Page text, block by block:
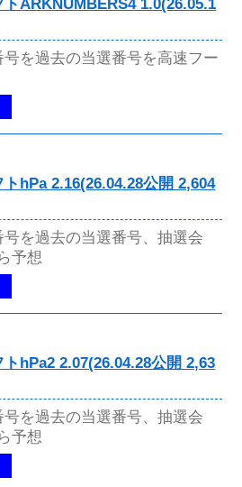
ARKNUMBERS4 1.0(26.05.1
を過去の当選番号を高速フー
hPa 2.16(26.04.28公開 2,604
を過去の当選番号、抽選会
予想
hPa2 2.07(26.04.28公開 2,63
を過去の当選番号、抽選会
予想